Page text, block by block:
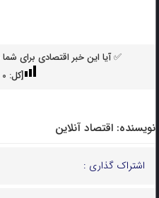
✅ آیا این خبر اقتصادی برای
[کل: 0
نویسنده: اقتصاد آنلاین
اشتراک گذاری :